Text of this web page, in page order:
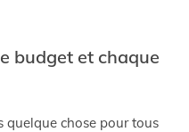
budget et chaque
quelque chose pour tous